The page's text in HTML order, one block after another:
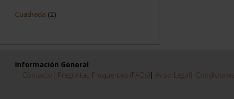
Cuadrada (2)
Información General
Contacto | Preguntas Frequentes (FAQs)| Aviso Legal |